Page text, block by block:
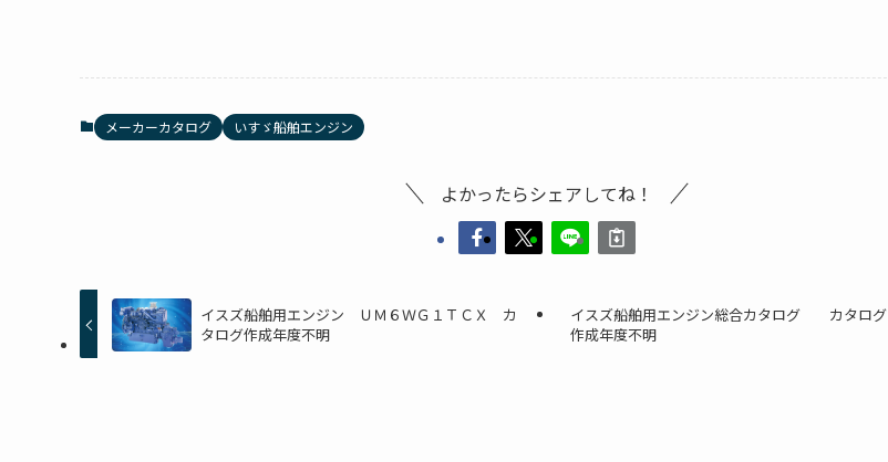
メーカーカタログ いすゞ船舶エンジン
よかったらシェアしてね！
イスズ船舶用エンジン ＵＭ６ＷＧ１ＴＣＸ カ
タログ作成年度不明
イスズ船舶用エンジン総合カタログ カタログ
作成年度不明